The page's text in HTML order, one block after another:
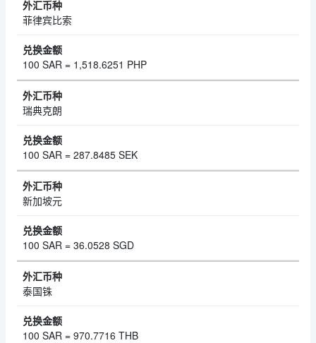
菲律宾比索
100 SAR = 1,518.6251 PHP
瑞典克朗
100 SAR = 287.8485 SEK
新加坡元
100 SAR = 36.0528 SGD
泰国铢
100 SAR = 970.7716 THB